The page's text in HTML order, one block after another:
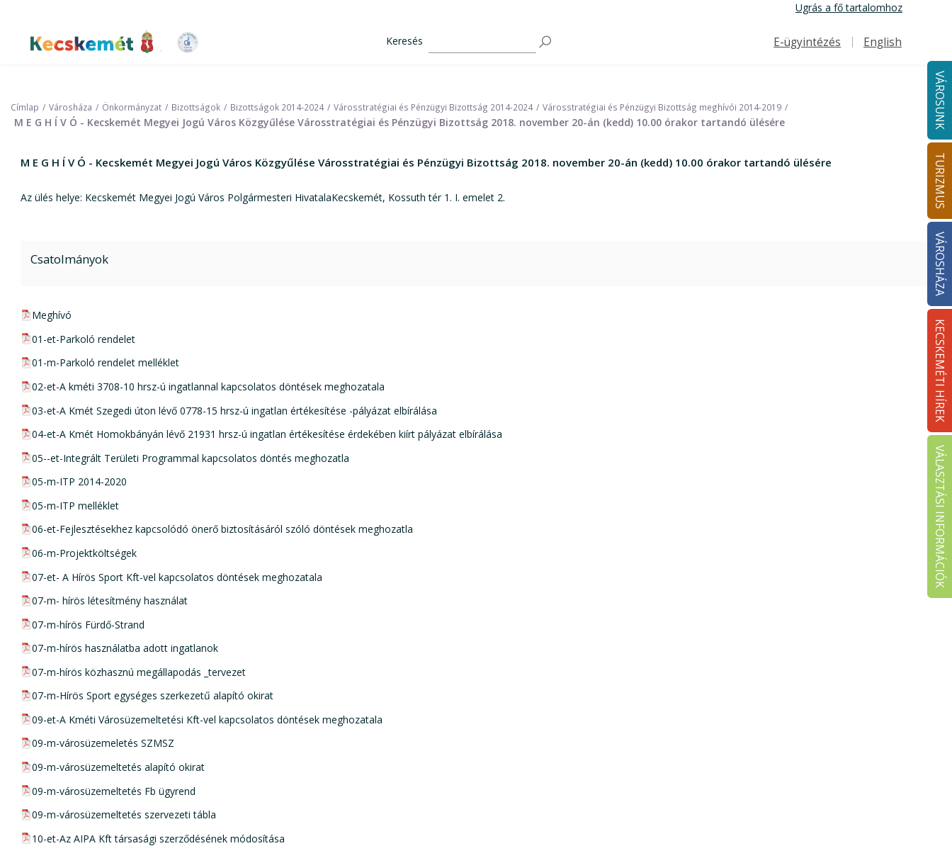
tartalomra
Ugrás a fő tartalomhoz
Kecskemét Város Honlapja
Keresés
Felső navigáció
E-ügyintézés English
VÁROSUNK
TURIZMUS
VÁROSHÁZA
KECSKEMÉTI HÍREK
VÁLASZTÁSI INFORMÁCIÓK
Címlap Városháza Önkormányzat Bizottságok Bizottságok 2014-2024 Városstratégiai és Pénzügyi Bizottság 2014-2024 Városstratégiai és Pénzügyi Bizottság meghívói 2014-2019
M E G H Í V Ó - Kecskemét Megyei Jogú Város Közgyűlése Városstratégiai és Pénzügyi Bizottság 2018. november 20-án (kedd) 10.00 órakor tartandó ülésére
M E G H Í V Ó - Kecskemét Megyei Jogú Város Közgyűlése Városstratégiai és Pénzügyi Bizottság 2018. november 20-án (kedd) 10.00 órakor tartandó ülésére
Az ülés helye: Kecskemét Megyei Jogú Város Polgármesteri HivatalaKecskemét, Kossuth tér 1. I. emelet 2.
Csatolmányok
pdf csatolmány:
Meghívó
pdf csatolmány:
01-et-Parkoló rendelet
pdf csatolmány:
01-m-Parkoló rendelet melléklet
pdf csatolmány:
02-et-A kméti 3708-10 hrsz-ú ingatlannal kapcsolatos döntések meghozatala
pdf csatolmány:
03-et-A Kmét Szegedi úton lévő 0778-15 hrsz-ú ingatlan értékesítése -pályázat elbírálása
pdf csatolmány:
04-et-A Kmét Homokbányán lévő 21931 hrsz-ú ingatlan értékesítése érdekében kiírt pályázat elbírálása
pdf csatolmány:
05--et-Integrált Területi Programmal kapcsolatos döntés meghozatla
pdf csatolmány:
05-m-ITP 2014-2020
pdf csatolmány:
05-m-ITP melléklet
pdf csatolmány:
06-et-Fejlesztésekhez kapcsolódó önerő biztosításáról szóló döntések meghozatla
pdf csatolmány:
06-m-Projektköltségek
pdf csatolmány:
07-et- A Hírös Sport Kft-vel kapcsolatos döntések meghozatala
pdf csatolmány:
07-m- hírös létesítmény használat
pdf csatolmány:
07-m-hírös Fürdő-Strand
pdf csatolmány:
07-m-hírös használatba adott ingatlanok
pdf csatolmány:
07-m-hírös közhasznú megállapodás _tervezet
pdf csatolmány:
07-m-Hírös Sport egységes szerkezetű alapító okirat
pdf csatolmány:
09-et-A Kméti Városüzemeltetési Kft-vel kapcsolatos döntések meghozatala
pdf csatolmány:
09-m-városüzemeletés SZMSZ
pdf csatolmány:
09-m-városüzemeltetés alapító okirat
pdf csatolmány:
09-m-városüzemeltetés Fb ügyrend
pdf csatolmány:
09-m-városüzemeltetés szervezeti tábla
pdf csatolmány:
10-et-Az AIPA Kft társasági szerződésének módosítása